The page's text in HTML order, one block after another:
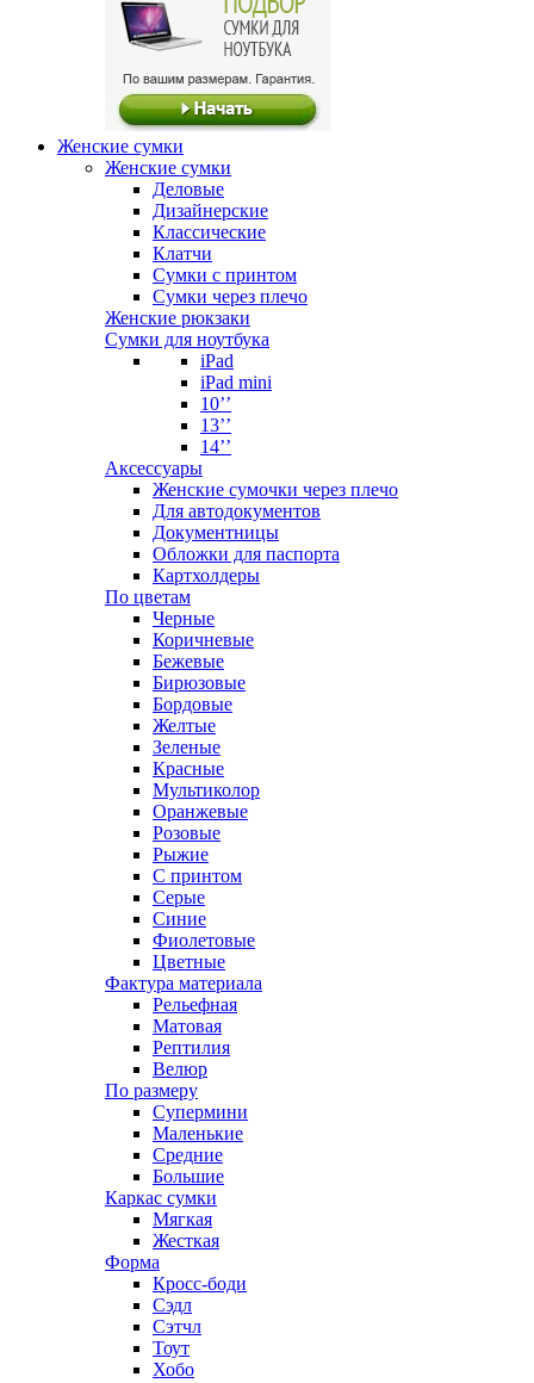
Женские сумки
Женские сумки
Деловые
Дизайнерские
Классические
Клатчи
Сумки с принтом
Сумки через плечо
Женские рюкзаки
Сумки для ноутбука
iPad
iPad mini
10’’
13’’
14’’
Аксессуары
Женские сумочки через плечо
Для автодокументов
Документницы
Обложки для паспорта
Картхолдеры
По цветам
Черные
Коричневые
Бежевые
Бирюзовые
Бордовые
Желтые
Зеленые
Красные
Мультиколор
Оранжевые
Розовые
Рыжие
С принтом
Серые
Синие
Фиолетовые
Цветные
Фактура материала
Рельефная
Матовая
Рептилия
Велюр
По размеру
Супермини
Маленькие
Средние
Большие
Каркас сумки
Мягкая
Жесткая
Форма
Кросс-боди
Сэдл
Сэтчл
Тоут
Хобо